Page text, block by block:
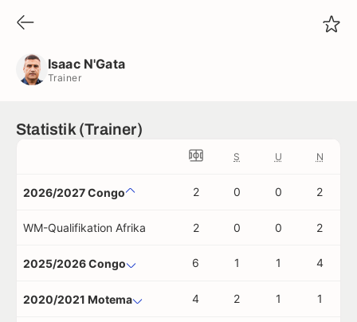
Isaac N'Gata
Trainer
Statistik (Trainer)
S U N
2026/2027 Congo 2 0 0 2
WM-Qualifikation Afrika 2 0 0 2
2025/2026 Congo 6 1 1 4
2020/2021 Motema 4 2 1 1